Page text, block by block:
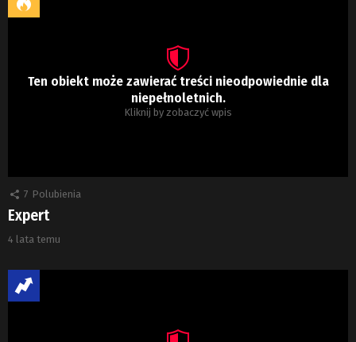
Ten obiekt może zawierać treści nieodpowiednie dla
niepełnoletnich.
Kliknij by zobaczyć wpis
7 Polubienia
Expert
4 lata temu